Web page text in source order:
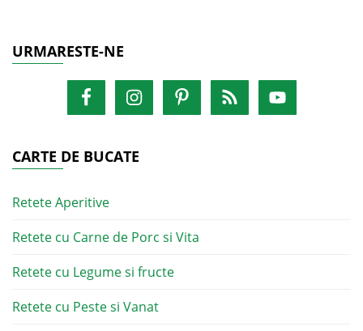
URMARESTE-NE
CARTE DE BUCATE
Retete Aperitive
Retete cu Carne de Porc si Vita
Retete cu Legume si fructe
Retete cu Peste si Vanat